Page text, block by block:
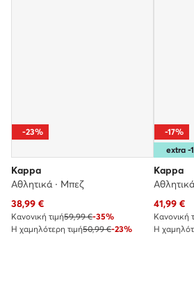
-23%
Kappa
Αθλητικά · Μπεζ
Τρέχουσα τιμή
38,99 €
Κανονική τιμή59,99 €-35%
Η χαμηλότερη τιμή50,99 €-23%
extra -
-17%
Kappa
Τρέχουσα
41,99 €
Κανονική
Η